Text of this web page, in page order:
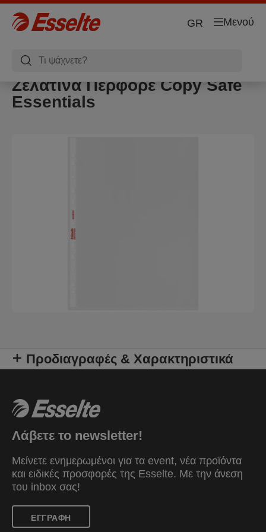
Μενού
GR
Ζελατίνα Περφορέ Copy Safe
Essentials
Προδιαγραφές & Χαρακτηριστικά
Λάβετε το newsletter!
Μείνετε ενημερωμένοι για τα event, νέα προϊόντα
και ειδικές προσφορές της Esselte. Mε την άνεση
του inbox σας!
ΕΓΓΡΑΦΗ